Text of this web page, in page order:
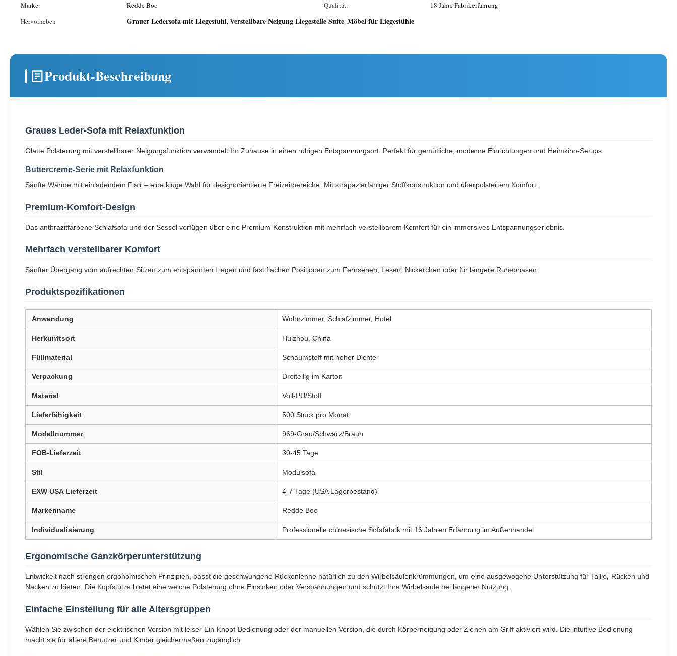
Marke:
Redde Boo Qualität:
18 Jahre Fabrikerfahrung
Hervorheben
Grauer Ledersofa mit Liegestuhl,Verstellbare Neigung Liegestelle Suite,Möbel für Liegestühle
Produkt-Beschreibung
Graues Leder-Sofa mit Relaxfunktion
Glatte Polsterung mit verstellbarer Neigungsfunktion verwandelt Ihr Zuhause in einen ruhigen Entspannungsort. Perfekt für gemütliche, moderne Einrichtungen und Heimkino-Setups.
Buttercreme-Serie mit Relaxfunktion
Sanfte Wärme mit einladendem Flair – eine kluge Wahl für designorientierte Freizeitbereiche. Mit strapazierfähiger Stoffkonstruktion und überpolstertem Komfort.
Premium-Komfort-Design
Das anthrazitfarbene Schlafsofa und der Sessel verfügen über eine Premium-Konstruktion mit mehrfach verstellbarem Komfort für ein immersives Entspannungserlebnis.
Mehrfach verstellbarer Komfort
Sanfter Übergang vom aufrechten Sitzen zum entspannten Liegen und fast flachen Positionen zum Fernsehen, Lesen, Nickerchen oder für längere Ruhephasen.
Produktspezifikationen
Anwendung Wohnzimmer, Schlafzimmer, Hotel
Herkunftsort Huizhou, China
Füllmaterial Schaumstoff mit hoher Dichte
Verpackung Dreiteilig im Karton
Material Voll-PU/Stoff
Lieferfähigkeit 500 Stück pro Monat
Modellnummer 969-Grau/Schwarz/Braun
FOB-Lieferzeit 30-45 Tage
Stil Modulsofa
EXW USA Lieferzeit 4-7 Tage (USA Lagerbestand)
Markenname Redde Boo
Individualisierung Professionelle chinesische Sofafabrik mit 16 Jahren Erfahrung im Außenhandel
Ergonomische Ganzkörperunterstützung
Entwickelt nach strengen ergonomischen Prinzipien, passt die geschwungene Rückenlehne natürlich zu den Wirbelsäulenkrümmungen, um eine ausgewogene Unterstützung für Taille, Rücken und
Nacken zu bieten. Die Kopfstütze bietet eine weiche Polsterung ohne Einsinken oder Verspannungen und schützt Ihre Wirbelsäule bei längerer Nutzung.
Einfache Einstellung für alle Altersgruppen
Wählen Sie zwischen der elektrischen Version mit leiser Ein-Knopf-Bedienung oder der manuellen Version, die durch Körperneigung oder Ziehen am Griff aktiviert wird. Die intuitive Bedienung
macht sie für ältere Benutzer und Kinder gleichermaßen zugänglich.